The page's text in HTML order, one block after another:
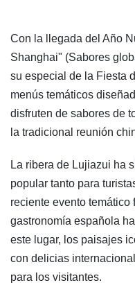
Con la llegada del Año
Shanghai" (Sabores
su especial de la Fiesta
menús temáticos
disfruten de sabores de
la tradicional reunión
La ribera de Lujiazui ha
popular tanto para
reciente evento temático
gastronomía española
este lugar, los paisajes
con delicias
para los visitantes.